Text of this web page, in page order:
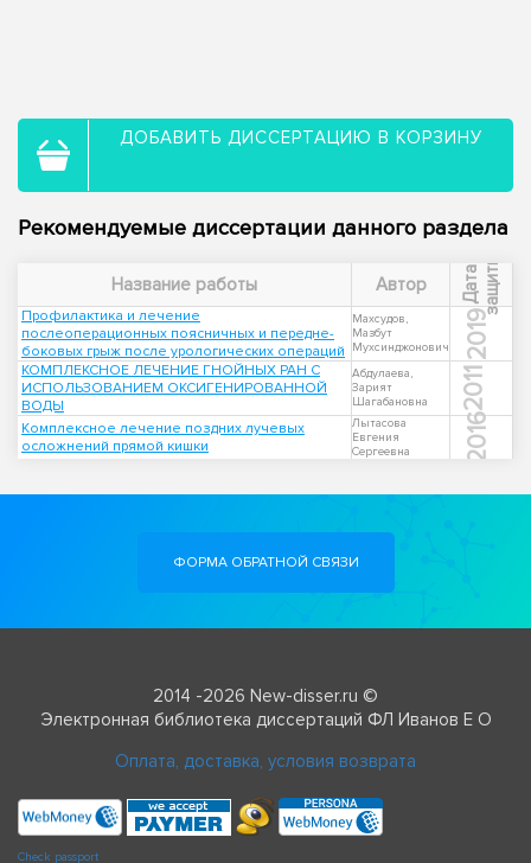
ДОБАВИТЬ ДИССЕРТАЦИЮ В КОРЗИНУ
Рекомендуемые диссертации данного раздела
Название работы Автор Д
а
т
а
з
а
щ
и
т ы
Профилактика и лечение
послеоперационных поясничных и передне-
боковых грыж после урологических операций
Махсудов,
Мазбут
Мухсинджонович
2019
КОМПЛЕКСНОЕ ЛЕЧЕНИЕ ГНОЙНЫХ РАН С
ИСПОЛЬЗОВАНИЕМ ОКСИГЕНИРОВАННОЙ
ВОДЫ
Абдулаева,
Зарият
Шагабановна
2011
Комплексное лечение поздних лучевых
осложнений прямой кишки
Лытасова
Евгения
Сергеевна
2016
ФОРМА ОБРАТНОЙ СВЯЗИ
2014 -2026 New-disser.ru ©
Электронная библиотека диссертаций ФЛ Иванов Е О
Оплата, доставка, условия возврата
Check passport